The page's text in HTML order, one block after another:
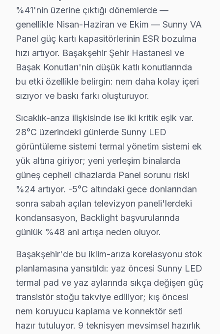
Sunny Servis Yaklaşımımız
Giriş seviye akıllı panel ilkeleri doğrultusunda bu TV
Sunny TV Onarım Süreci
1. Müşteri bildirir, servis ekibi arıza semptomlarını
2. Termal kamera, osiloskop, ESR ölçer ile elektronik
3. Arıza kaynağı tespit edilir: panel mi, anakart mı, güç
4. Yazılı fiyat teklifi sunulur; onay olmadan işlem
5. Orijinal veya OEM eşdeğer Sunny parça ile onarım
6. Tüm fonksiyonlar kapsamlı test edilir; garanti
Sunny LED TV Bakım Tavsiyeleri
Sunny görüntüleme sistemi'ler için en yaygın
Sunny televizyon'niz arızalandığında verileri
Sunny güvenilirliği standartlarında bu cihaz
Başakşehir Genelinde Sunny TV Onarım
Kapsama alanımız:
• Başakşehir tüm semtler ve mahalleler
• Bitişik ilçelere servis erişimi
• Apartman, rezidans ve iş yeri servisi
Başakşehir çevresinde Sunny servisi için hemen
%41'nin üzerine çıktığı dönemlerde —
genellikle Nisan-Haziran ve Ekim — Sunny VA
Panel güç kartı kapasitörlerinin ESR bozulma
hızı artıyor. Başakşehir Şehir Hastanesi ve
Başak Konutları'nin düşük katlı konutlarında
bu etki özellikle belirgin: nem daha kolay içeri
sızıyor ve baskı farkı oluşturuyor.
Sıcaklık-arıza ilişkisinde ise iki kritik eşik var.
28°C üzerindeki günlerde Sunny LED
görüntüleme sistemi termal yönetim sistemi ek
yük altına giriyor; yeni yerleşim binalarda
güneş cepheli cihazlarda Panel sorunu riski
%24 artıyor. -5°C altındaki gece donlarından
sonra sabah açılan televizyon paneli'lerdeki
kondansasyon, Backlight başvurularında
günlük %48 ani artışa neden oluyor.
Başakşehir'de bu iklim-arıza korelasyonu stok
planlamasına yansıtıldı: yaz öncesi Sunny LED
termal pad ve yaz aylarında sıkça değişen güç
transistör stoğu takviye ediliyor; kış öncesi
nem koruyucu kaplama ve konnektör seti
hazır tutuluyor. 9 teknisyen mevsimsel hazırlık